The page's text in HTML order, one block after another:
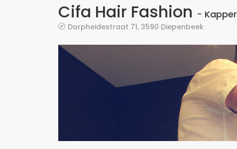
Cifa Hair Fashion - Kapper
Dorpheidestraat 71, 3590 Diepenbeek